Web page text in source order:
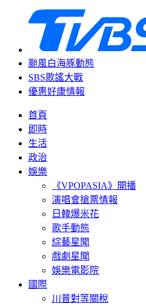
颱風白海豚動態
SBS歌謠大戰
優惠好康情報
首頁
即時
生活
政治
娛樂
《VPOPASIA》開播
演唱會搶票情報
日韓爆米花
歌手動態
綜藝星聞
戲劇星聞
娛樂電影院
國際
川普對等關稅